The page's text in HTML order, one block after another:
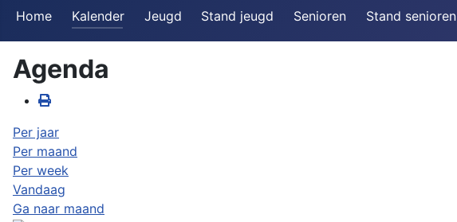
Home Kalender Jeugd Stand jeugd Senioren Stand senioren
Agenda
Per jaar
Per maand
Per week
Vandaag
Ga naar maand